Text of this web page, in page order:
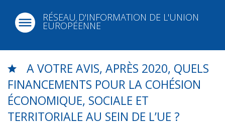
RÉSEAU D'INFORMATION DE L'UNION
EUROPÉENNE
A VOTRE AVIS, APRÈS 2020, QUELS
FINANCEMENTS POUR LA COHÉSION
ÉCONOMIQUE, SOCIALE ET
TERRITORIALE AU SEIN DE L’UE ?